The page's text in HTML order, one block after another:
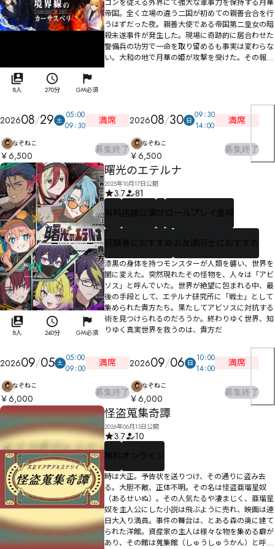
8人 270分 GM必須
ゴンを従える外界にて強大な軍事力を保持する月華
帝国。全く立場の違う二国が初めての親善会合を行
うはずだった夜。親善大使である帝国第二皇女の暗
殺未遂事件が発生した。現場に奇跡的に居合わせた
警備兵の功労で一命を取り留めるも事実は変わらな
い。大和の地で月華の姫が攻撃を受けた。その報を
由が認可されていないから。しかし、ひとたび世界
条約機構がハンコを押せばその瞬間、この国は焦土
へと化す。与えられた猶予は三日間。これは開戦を
めぐり国の命数を背負う勇士たちの物語。
202608 29 土 05 00
09 30 満席
なぞねこ
￥6,500
募集終了
202608 30 日 09 30
14 00 満席
なぞねこ
￥6,500
募集終了
8人 240分 GM必須
曙光のエテルナ
2025年10月17日公開
3.7
81
有料 店舗公演SF ロールプレイ重視
経験者におすすめ お友達同士におすすめ
漆黒の身体を持つモンスターが人類を襲い、世界を
闇に変えた。突然現れたその怪物を、人々は「アビ
ソス」と呼んでいた。世界が絶望に包まれる中、最
後の手段として、エテルナ研究所に「戦士」として
集められた貴方たち。果たしてアビソスに対抗する
術を見つけられるのだろうか。終わりゆく世界、知
りゆく真実世界を救うのは、貴方だ
202609 05 土 05 00
09 00 満席
なぞねこ
￥6,000
募集終了
202609 06 日 10 00
14 00 満席
なぞねこ
￥6,000
募集終了
怪盗蒐集奇譚
2026年06月13日公開
3.7
10
無料 オンライン
時は大正。予告状を送りつけ、その通りに盗み去
る。大胆不敵、正体不明。その名は怪盗亜瑠星奴
（あるせいぬ）。その人気たるや凄まじく、亜瑠星
奴を主人公にした小説は飛ぶように売れ、映画は連
日大入り満員。事件の舞台は、とある森の奥に建て
られた洋館。資産家の主人は様々な物を集める癖が
あり、その館は蒐集館（しゅうしゅうかん）と呼ば